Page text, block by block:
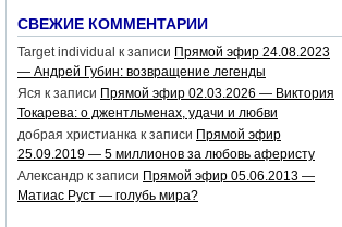
СВЕЖИЕ КОММЕНТАРИИ
Target individual к записи Прямой эфир 24.08.2023
— Андрей Губин: возвращение легенды
Яся к записи Прямой эфир 02.03.2026 — Виктория
Токарева: о джентльменах, удачи и любви
добрая христианка к записи Прямой эфир
25.09.2019 — 5 миллионов за любовь аферисту
Александр к записи Прямой эфир 05.06.2013 —
Матиас Руст — голубь мира?